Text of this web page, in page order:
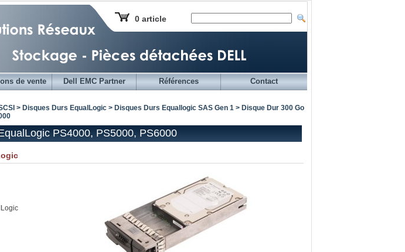
0 article
de vente Dell EMC Partner Références Contact
> Disques Durs EqualLogic > Disques Durs Equallogic SAS Gen 1 > Disque Dur 300 Go
PS4000, PS5000, PS6000